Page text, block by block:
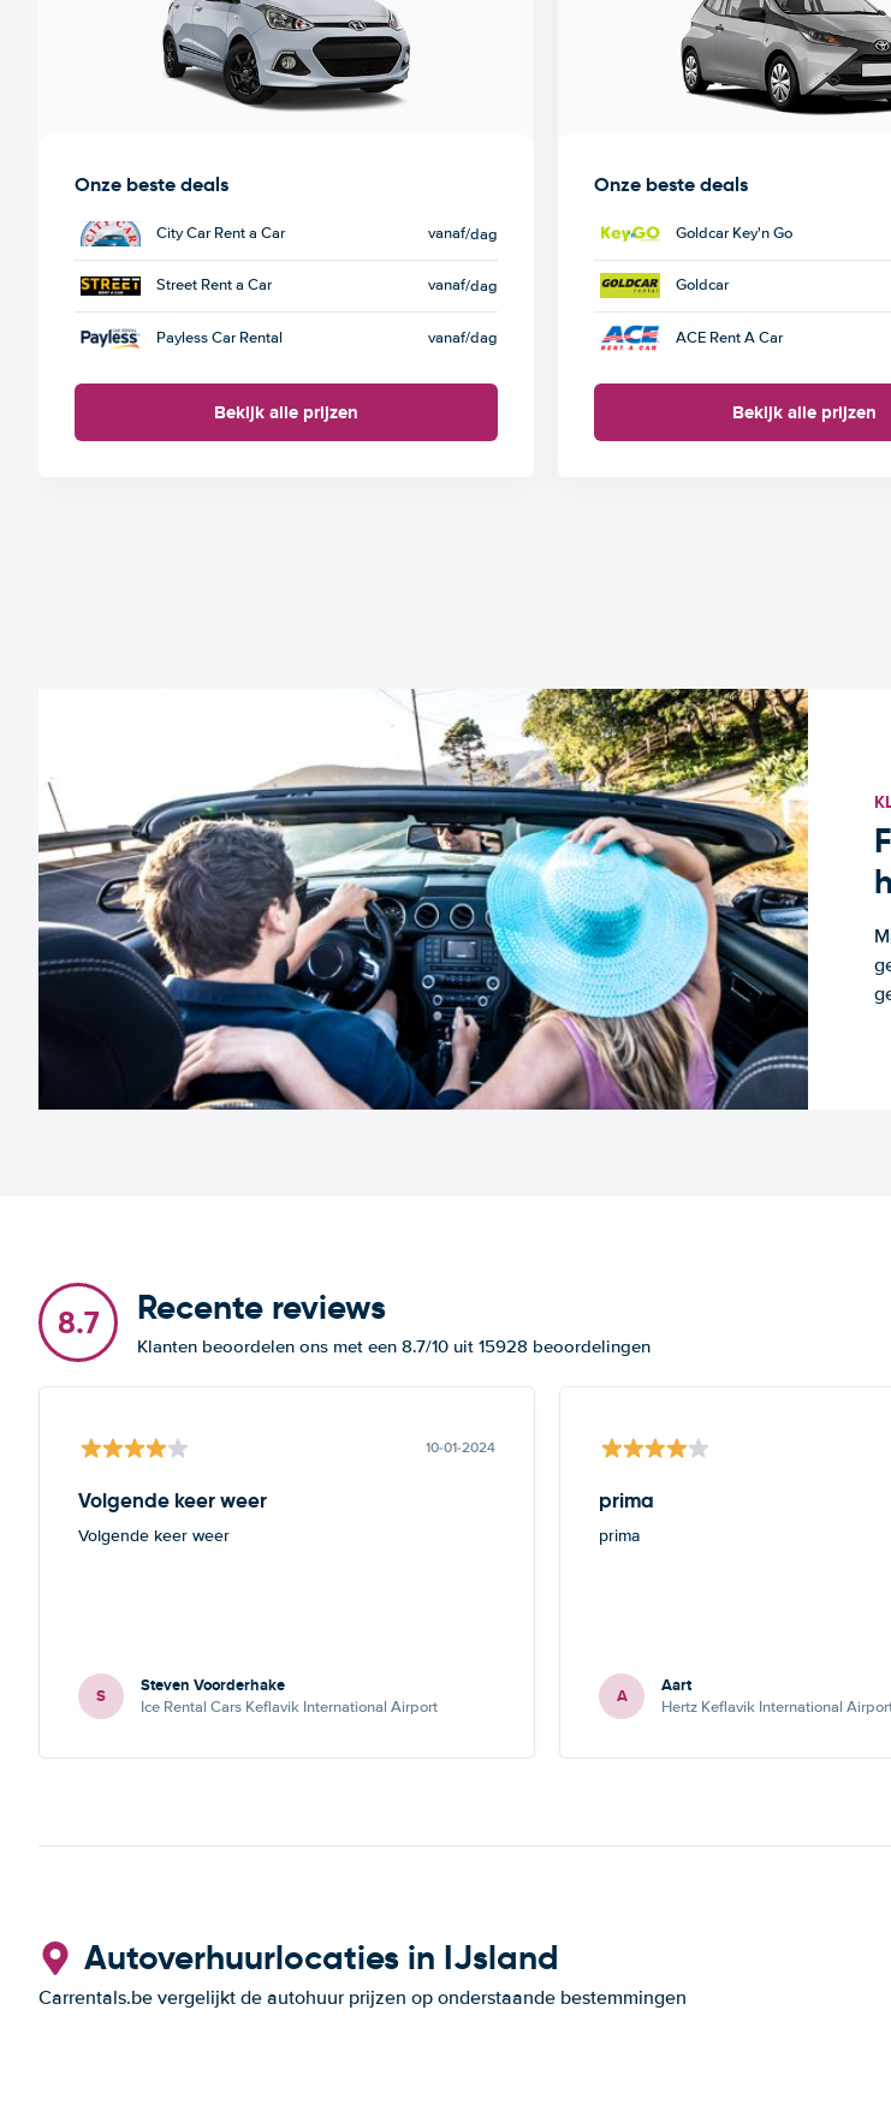
Onze beste deals
City Car Rent a Car vanaf/dag
Street Rent a Car vanaf/dag
Payless Car Rental vanaf/dag
Bekijk alle prijzen
Onze beste deals
Goldcar Key'n Go
Goldcar
ACE Rent A Car
Bekijk alle prijzen
8.7 Recente reviews
Klanten beoordelen ons met een 8.7/10 uit 15928 beoordelingen
10-01-2024
Volgende keer weer
Volgende keer weer
S Steven Voorderhake
Ice Rental Cars Keflavik International Airport
prima
prima
A Aart
Hertz Keflavik International
Autoverhuurlocaties in IJsland
Carrentals.be vergelijkt de autohuur prijzen op onderstaande bestemmingen